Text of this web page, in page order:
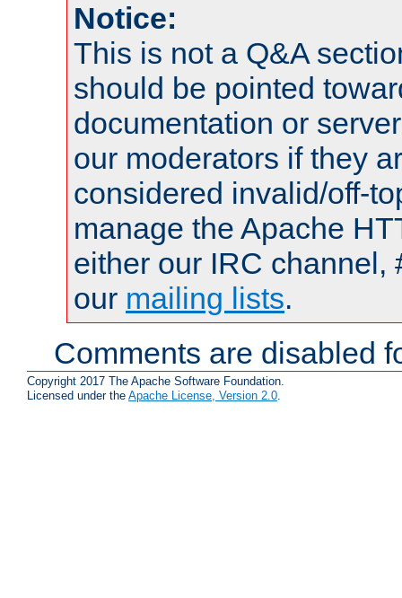
Notice:
This is not a Q&A
should be pointed
documentation or
our moderators if they
considered invalid/off-
manage the Apache
either our IRC channel,
our mailing lists.
Comments are disabled
Copyright 2017 The Apache Software Foundation.
Licensed under the Apache License, Version 2.0.